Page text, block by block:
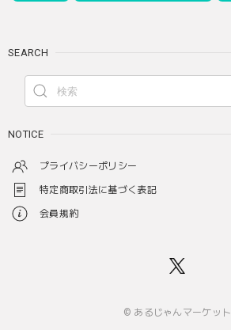
SEARCH
NOTICE
プライバシーポリシー
特定商取引法に基づく表記
会員規約
© あるじゃんマーケット